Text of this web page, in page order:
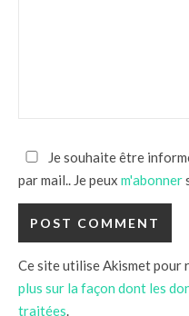
Je souhaite être
par mail.. Je peux m'abonner
Ce site utilise Akismet pour
plus sur la façon dont les
traitées